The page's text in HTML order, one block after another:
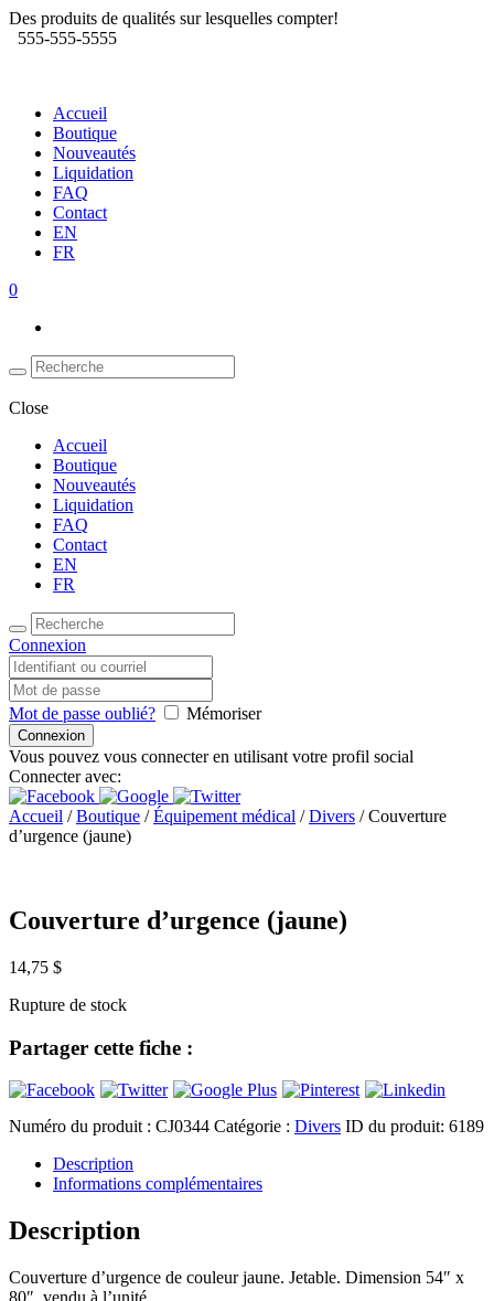
Des produits de qualités sur lesquelles compter!
555-555-5555
Accueil
Boutique
Nouveautés
Liquidation
FAQ
Contact
EN
FR
0
Close
Accueil
Boutique
Nouveautés
Liquidation
FAQ
Contact
EN
FR
Connexion
Mot de passe oublié? Mémoriser
Vous pouvez vous connecter en utilisant votre profil social
Connecter avec:
Accueil /Boutique /Équipement médical /Divers / Couverture
d’urgence (jaune)
Couverture d’urgence (jaune)
14,75 $
Rupture de stock
Partager cette fiche :
Numéro du produit : CJ0344 Catégorie : Divers ID du produit: 6189
Description
Informations complémentaires
Description
Couverture d’urgence de couleur jaune. Jetable. Dimension 54″ x
80″. vendu à l’unité